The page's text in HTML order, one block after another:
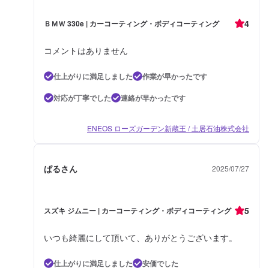
価格（車サイズ）2,750円（SSサイズ）2,970円（Sサイズ）3,310円（Mサイ
イドメニュー＞＞◉樹脂フェンダーキーパー（作業時間：50分〜）無塗装樹脂
パーツをコートし色あせを防ぎ汚れから守ります。12,200円車種によって値
イールコーティング分厚いガラス被膜でホイールをしっかり守ります。【シ
チ）11,800円（16〜19インチ）13,900円（20インチ〜）【ダブル】（作業
す。◉エンジンルームクリーン&プロテクト（作業時間：30分〜）エンジンル
ームにこびりついた汚れをきれいにして専用のコーティングで守ります。
ＢＭＷ 330e | カーコーティング・ボディコーティング 4
コメントはありません
仕上がりに満足しました
作業が早かったです
対応が丁寧でした
連絡が早かったです
ENEOS ローズガーデン新蔵王 / 土居石油株式会社
ぱるさん 2025/07/27
スズキ ジムニー | カーコーティング・ボディコーティング 5
いつも綺麗にして頂いて、ありがとうございます。
仕上がりに満足しました
安価でした